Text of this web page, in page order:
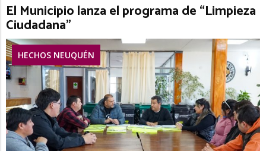
El Municipio lanza el programa de “Limpieza
Ciudadana”
HECHOS NEUQUÉN